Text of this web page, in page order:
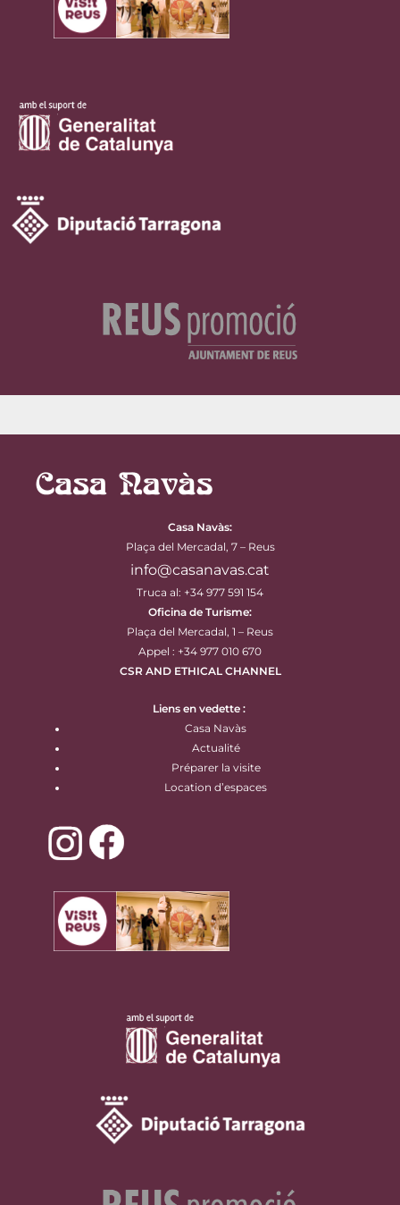
Casa Navàs:
Plaça del Mercadal, 7 – Reus
info@casanavas.cat
Truca al: +34 977 591 154
Oficina de Turisme:
Plaça del Mercadal, 1 – Reus
Appel : +34 977 010 670
CSR AND ETHICAL CHANNEL
Liens en vedette :
Casa Navàs
Actualité
Préparer la visite
Location d’espaces